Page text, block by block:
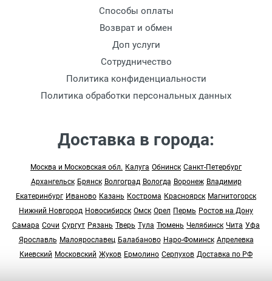
Способы оплаты
Возврат и обмен
Доп услуги
Сотрудничество
Политика конфиденциальности
Политика обработки персональных данных
Доставка в города:
Москва и Московская обл. Калуга Обнинск Санкт-Петербург
Архангельск Брянск Волгоград Вологда Воронеж Владимир
Екатеринбург Иваново Казань Кострома Красноярск Магнитогорск
Нижний Новгород Новосибирск Омск Орел Пермь Ростов на Дону
Самара Сочи Сургут Рязань Тверь Тула Тюмень Челябинск Чита Уфа
Ярославль Малоярославец Балабаново Наро-Фоминск Апрелевка
Киевский Московский Жуков Ермолино Серпухов Доставка по РФ